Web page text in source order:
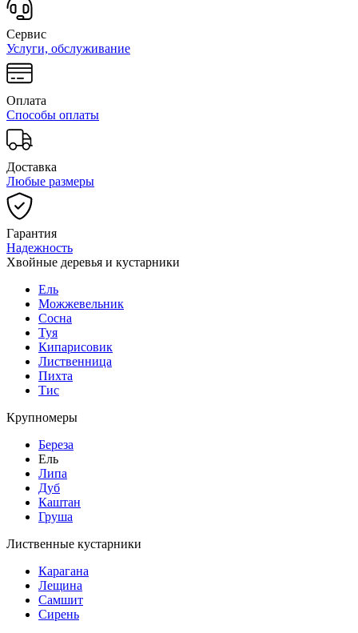
Сервис
Услуги, обслуживание
Оплата
Способы оплаты
Доставка
Любые размеры
Гарантия
Надежность
Хвойные деревья и кустарники
Ель
Можжевельник
Сосна
Туя
Кипарисовик
Лиственница
Пихта
Тис
Крупномеры
Береза
Ель
Липа
Дуб
Каштан
Груша
Лиственные кустарники
Карагана
Лещина
Самшит
Сирень